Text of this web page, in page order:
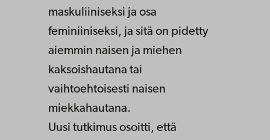
maskuliiniseksi ja osa
feminiiniseksi, ja sitä on pidetty
aiemmin naisen ja miehen
kaksoishautana tai
vaihtoehtoisesti naisen
miekkahautana.
Uusi tutkimus osoitti, että